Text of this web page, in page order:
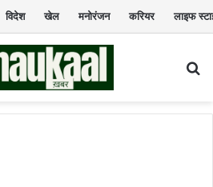
विदेश खेल मनोरंजन करियर लाइफ